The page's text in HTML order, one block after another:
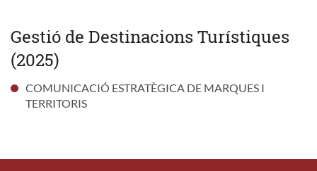
Gestió de Destinacions Turístiques
(2025)
COMUNICACIÓ ESTRATÈGICA DE MARQUES I
TERRITORIS